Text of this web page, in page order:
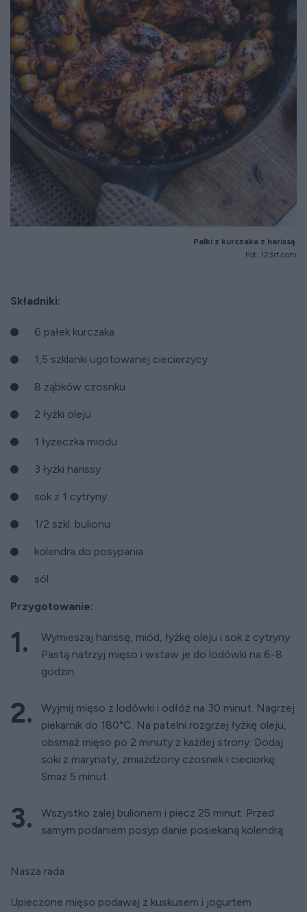
Pałki z kurczaka z harissą
Fot. 123rf.com
Składniki:
6 pałek kurczaka
1,5 szklanki ugotowanej ciecierzycy
8 ząbków czosnku
2 łyżki oleju
1 łyżeczka miodu
3 łyżki harissy
sok z 1 cytryny
1/2 szkl. bulionu
kolendra do posypania
sól
Przygotowanie:
Wymieszaj harissę, miód, łyżkę oleju i sok z cytryny.
Pastą natrzyj mięso i wstaw je do lodówki na 6-8
godzin.
Wyjmij mięso z lodówki i odłóż na 30 minut. Nagrzej
piekarnik do 180°C. Na patelni rozgrzej łyżkę oleju,
obsmaż mięso po 2 minuty z każdej strony. Dodaj
soki z marynaty, zmiażdżony czosnek i cieciorkę.
Smaż 5 minut.
Wszystko zalej bulionem i piecz 25 minut. Przed
samym podaniem posyp danie posiekaną kolendrą.
Nasza rada:
Upieczone mięso podawaj z kuskusem i jogurtem